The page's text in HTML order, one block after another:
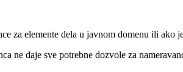
za elemente dela u javnom domenu ili ako
ne daje sve potrebne dozvole za